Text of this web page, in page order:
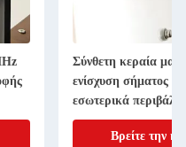
Σύνθετη κεραία
ενίσχυση σήματος
εσωτερικά
Βρείτε την